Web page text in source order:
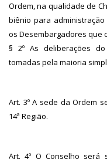
Ordem, na qualidade de
biênio para
os Desembargadores que
§ 2º As deliberações
tomadas pela maioria
Art. 3º A sede da Ordem
14ª Região.
Art. 4º O Conselho será